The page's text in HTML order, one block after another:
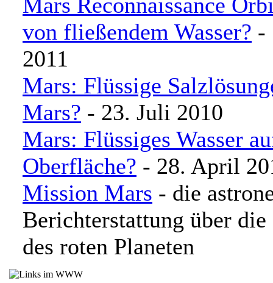
von fließendem Wasser? -
2011
Mars: Flüssige
Mars? - 23. Juli 2010
Mars: Flüssiges Wasser
Oberfläche? - 28. April
Mission Mars - die
Berichterstattung über
des roten Planeten